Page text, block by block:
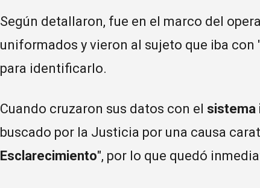
Según detallaron, fue en el marco del
uniformados y vieron al sujeto que iba con
para identificarlo.
Cuando cruzaron sus datos con el sistema
buscado por la Justicia por una causa
Esclarecimiento", por lo que quedó